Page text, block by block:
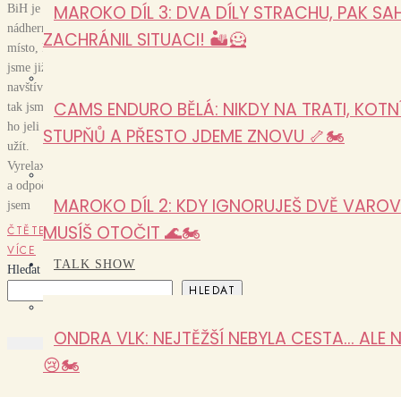
MAROKO DÍL 3: DVA DÍLY STRACHU, PAK
ZACHRÁNIL SITUACI! 🏜️🦸
CAMS ENDURO BĚLÁ: NIKDY NA TRATI,
STUPŇŮ A PŘESTO JDEME ZNOVU 🦴🏍️
MAROKO DÍL 2: KDY IGNORUJEŠ DVĚ
MUSÍŠ OTOČIT 🌊🏍️
TALK SHOW
ONDRA VLK: NEJTĚŽŠÍ NEBYLA CESTA… ALE
😢🏍️
BiH je
nádherné
místo, které
jsme již
navštívili
tak jsme si
ho jeli vážně
užít.
Vyrelaxovaní
a odpočatí
jsem
ČTĚTE
VÍCE
Hledat
HLEDAT
RECENT POSTS
19 LET, 3 REBUILDY A JEDEN SEN: WESTWERK DUCATI 900